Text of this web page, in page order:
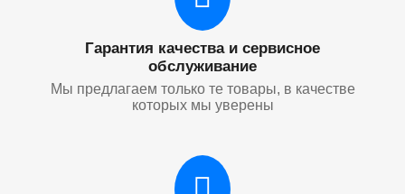
Гарантия качества и сервисное
обслуживание
Мы предлагаем только те товары, в качестве
которых мы уверены